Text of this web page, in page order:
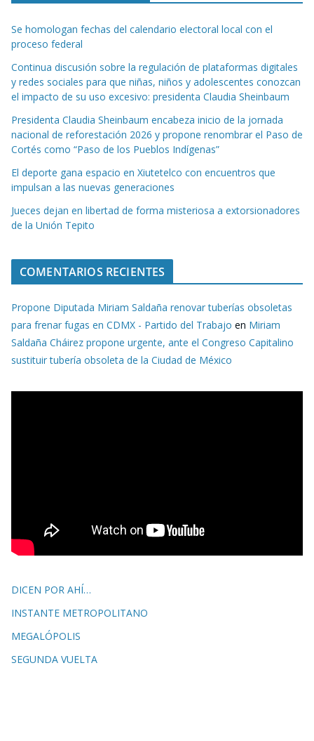
Se homologan fechas del calendario electoral local con el
proceso federal
Continua discusión sobre la regulación de plataformas digitales
y redes sociales para que niñas, niños y adolescentes conozcan
el impacto de su uso excesivo: presidenta Claudia Sheinbaum
Presidenta Claudia Sheinbaum encabeza inicio de la jornada
nacional de reforestación 2026 y propone renombrar el Paso de
Cortés como “Paso de los Pueblos Indígenas”
El deporte gana espacio en Xiutetelco con encuentros que
impulsan a las nuevas generaciones
Jueces dejan en libertad de forma misteriosa a extorsionadores
de la Unión Tepito
COMENTARIOS RECIENTES
Propone Diputada Miriam Saldaña renovar tuberías obsoletas
para frenar fugas en CDMX - Partido del Trabajo en Miriam
Saldaña Cháirez propone urgente, ante el Congreso Capitalino
sustituir tubería obsoleta de la Ciudad de México
DICEN POR AHÍ…
INSTANTE METROPOLITANO
MEGALÓPOLIS
SEGUNDA VUELTA